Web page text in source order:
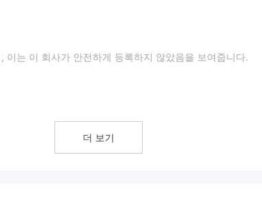
는 이 회사가 안전하게 등록하지 않았음을 보여줍니다.
이 떨어집니다.
므로, 이는 큰 위험을 가져오며 거래의 안전성을 감소시킵
더 보기